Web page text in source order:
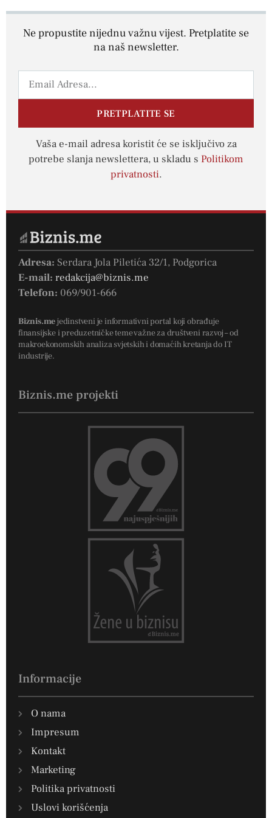
Ne propustite nijednu važnu vijest. Pretplatite se
na naš newsletter.
PRETPLATITE SE
Vaša e-mail adresa koristit će se isključivo za
potrebe slanja newslettera, u skladu s Politikom
privatnosti.
Adresa: Serdara Jola Piletića 32/1, Podgorica
E-mail: redakcija@biznis.me
Telefon: 069/901-666
Biznis.mejedinstveni je informativni portal koji obrađuje
finansijske i preduzetničke teme važne za društveni razvoj – od
makroekonomskih analiza svjetskih i domaćih kretanja do IT
industrije.
Biznis.me projekti
Informacije
O nama
Impresum
Kontakt
Marketing
Politika privatnosti
Uslovi korišćenja